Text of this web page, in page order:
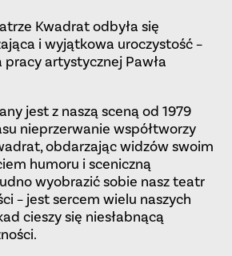
Kwadrat odbyła się
i wyjątkowa uroczystość –
artystycznej Pawła
jest z naszą sceną od 1979
nieprzerwanie współtworzy
obdarzając widzów swoim
humoru i sceniczną
wyobrazić sobie nasz teatr
– jest sercem wielu naszych
cieszy się niesłabnącą